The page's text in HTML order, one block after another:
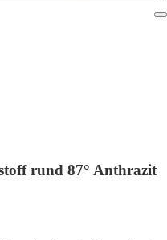
rund 87° Anthrazit